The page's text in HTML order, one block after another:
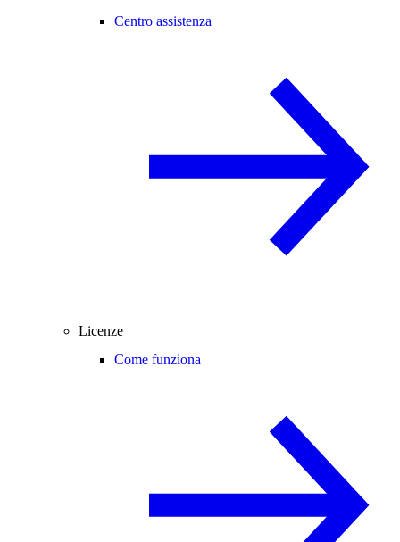
Centro assistenza
Licenze
Come funziona